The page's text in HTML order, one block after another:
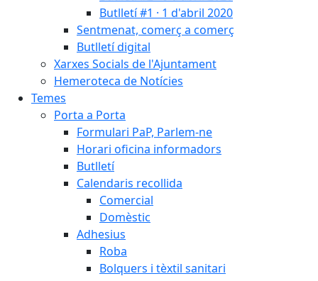
Butlletí #1 · 1 d'abril 2020
Sentmenat, comerç a comerç
Butlletí digital
Xarxes Socials de l'Ajuntament
Hemeroteca de Notícies
Temes
Porta a Porta
Formulari PaP, Parlem-ne
Horari oficina informadors
Butlletí
Calendaris recollida
Comercial
Domèstic
Adhesius
Roba
Bolquers i tèxtil sanitari